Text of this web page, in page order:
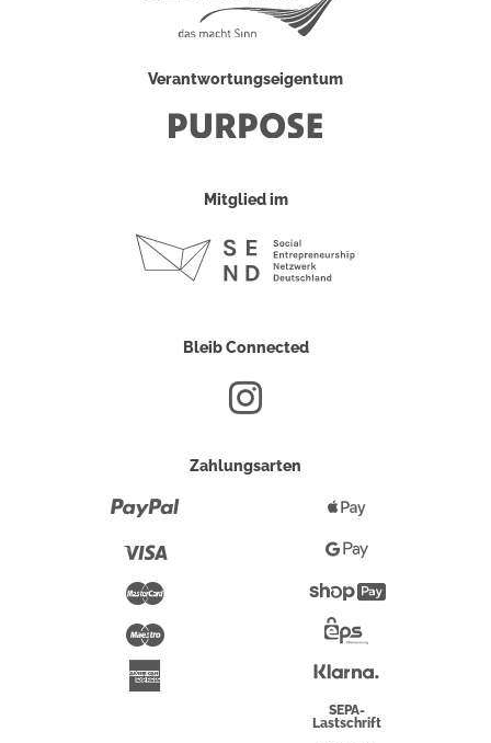
Verantwortungseigentum
Mitglied im
Bleib Connected
Zahlungsarten
Maestro
Pay
Google
Pay
Überweisung
SEPA-
Lastschrift